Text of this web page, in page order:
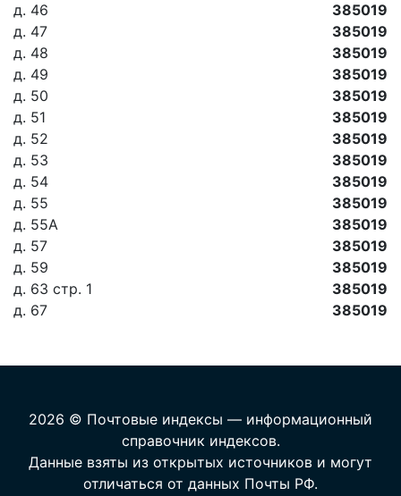
д. 46
385019
д. 47
385019
д. 48
385019
д. 49
385019
д. 50
385019
д. 51
385019
д. 52
385019
д. 53
385019
д. 54
385019
д. 55
385019
д. 55А
385019
д. 57
385019
д. 59
385019
д. 63 стр. 1
385019
д. 67
385019
2026 © Почтовые индексы — информационный
справочник индексов.
Данные взяты из открытых источников и могут
отличаться от данных Почты РФ.